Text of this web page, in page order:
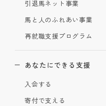
引退馬ネット事業
馬と人のふれあい事業
再就職支援プログラム
あなたにできる支援
入会する
寄付で支える